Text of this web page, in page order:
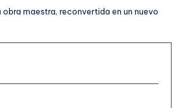
maestra, reconvertida en un nuevo